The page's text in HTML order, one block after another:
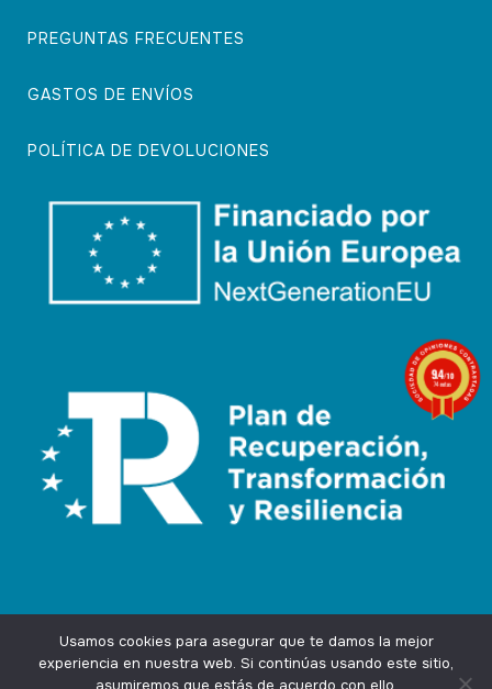
PREGUNTAS FRECUENTES
GASTOS DE ENVÍOS
POLÍTICA DE DEVOLUCIONES
Usamos cookies para asegurar que te damos la mejor
experiencia en nuestra web. Si continúas usando este sitio,
asumiremos que estás de acuerdo con ello.
9.4/10
74 notas